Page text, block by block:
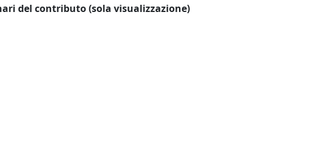
del contributo (sola visualizzazione)